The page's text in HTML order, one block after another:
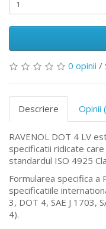
0 opinii /
Descriere Opinii
RAVENOL DOT 4 LV
specificatii ridicate
standardul ISO 4925
Formularea specifica a
specificatiile
3, DOT 4, SAE J 1703,
4).